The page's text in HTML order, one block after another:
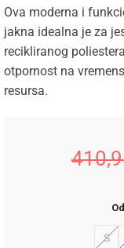
Ova moderna i
jakna idealna je za
recikliranog
otpornost na
resursa.
S